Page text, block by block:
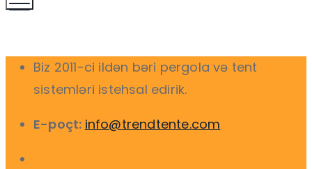
Biz 2011-ci ildən bəri pergola və tent
sistemləri istehsal edirik.
E-poçt: info@trendtente.com